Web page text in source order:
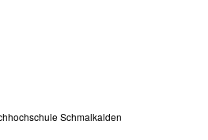
Schmalkalden